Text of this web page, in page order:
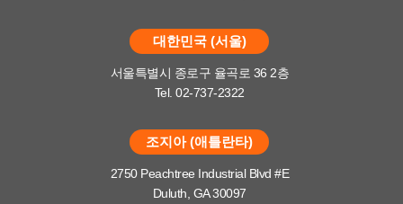
대한민국 (서울)
서울특별시 종로구 율곡로 36 2층
Tel. 02-737-2322
조지아 (애틀란타)
2750 Peachtree Industrial Blvd #E
Duluth, GA 30097